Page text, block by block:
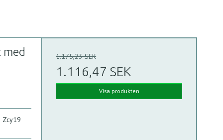
1.175,23 SEK
1.116,47 SEK
Visa produkten